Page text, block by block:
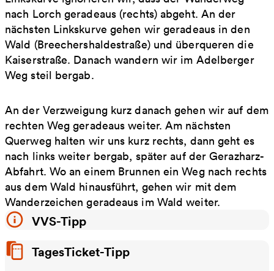
nach Lorch geradeaus (rechts) abgeht. An der
nächsten Linkskurve gehen wir geradeaus in den
Wald (Breechershaldestraße) und überqueren die
Kaiserstraße. Danach wandern wir im Adelberger
Weg steil bergab.
An der Verzweigung kurz danach gehen wir auf dem
rechten Weg geradeaus weiter. Am nächsten
Querweg halten wir uns kurz rechts, dann geht es
nach links weiter bergab, später auf der Gerazharz-
Abfahrt. Wo an einem Brunnen ein Weg nach rechts
aus dem Wald hinausführt, gehen wir mit dem
Wanderzeichen geradeaus im Wald weiter.
VVS-Tipp
TagesTicket-Tipp